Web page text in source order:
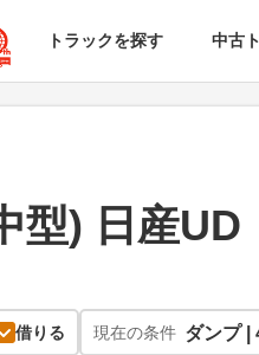
トラックを探す 中古
型) 日産UD
借りる 現在の条件 ダンプ |